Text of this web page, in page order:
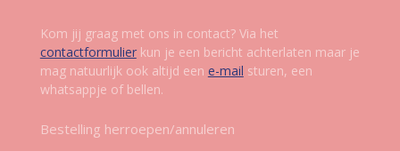
Kom jij graag met ons in contact? Via het
contactformulierkun je een bericht achterlaten maar je
mag natuurlijk ook altijd een e-mail sturen, een
whatsappje of bellen.
Bestelling herroepen/annuleren